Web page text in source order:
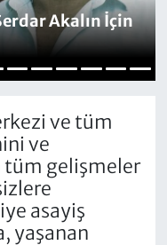
Akalın İçin
ve tüm
ve
gelişmeler
asayiş
yaşanan